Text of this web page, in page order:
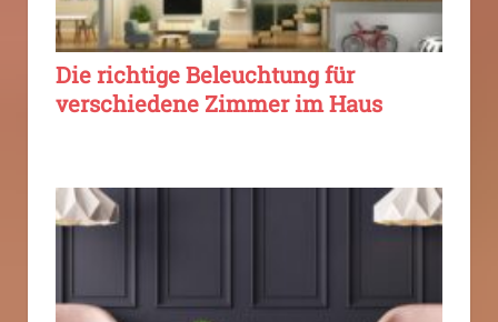
Die richtige Beleuchtung für
verschiedene Zimmer im Haus